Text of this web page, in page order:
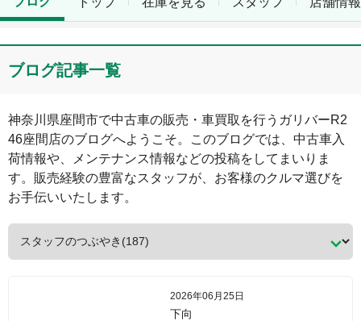
ブログ記事一覧
神奈川県座間市で中古車の販売・車買取を行う ガリバーR2
46座間店のブログへようこそ。このブログでは、中古車入
荷情報や、メンテナンス情報などの投稿をしてまいりま
す。販売経験の豊富なスタッフが、お客様のクルマ選びを
お手伝いいたします。
2026年06月25日
下向